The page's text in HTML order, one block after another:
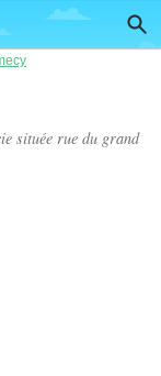
située rue du grand